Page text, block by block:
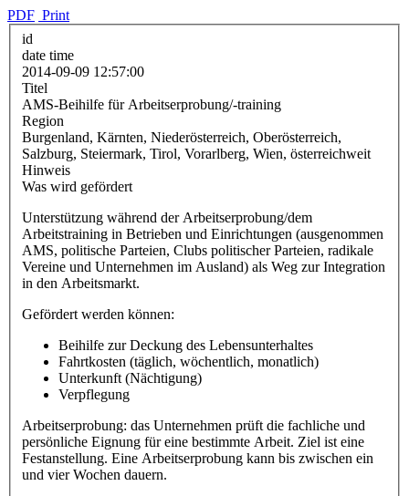
PDF Print
id
date time
2014-09-09 12:57:00
Titel
AMS-Beihilfe für Arbeitserprobung/-training
Region
Burgenland, Kärnten, Niederösterreich, Oberösterreich,
Salzburg, Steiermark, Tirol, Vorarlberg, Wien, österreichweit
Hinweis
Was wird gefördert
Unterstützung während der Arbeitserprobung/dem
Arbeitstraining in Betrieben und Einrichtungen (ausgenommen
AMS, politische Parteien, Clubs politischer Parteien, radikale
Vereine und Unternehmen im Ausland) als Weg zur Integration
in den Arbeitsmarkt.
Gefördert werden können:
Beihilfe zur Deckung des Lebensunterhaltes
Fahrtkosten (täglich, wöchentlich, monatlich)
Unterkunft (Nächtigung)
Verpflegung
Arbeitserprobung: das Unternehmen prüft die fachliche und
persönliche Eignung für eine bestimmte Arbeit. Ziel ist eine
Festanstellung. Eine Arbeitserprobung kann bis zwischen ein
und vier Wochen dauern.